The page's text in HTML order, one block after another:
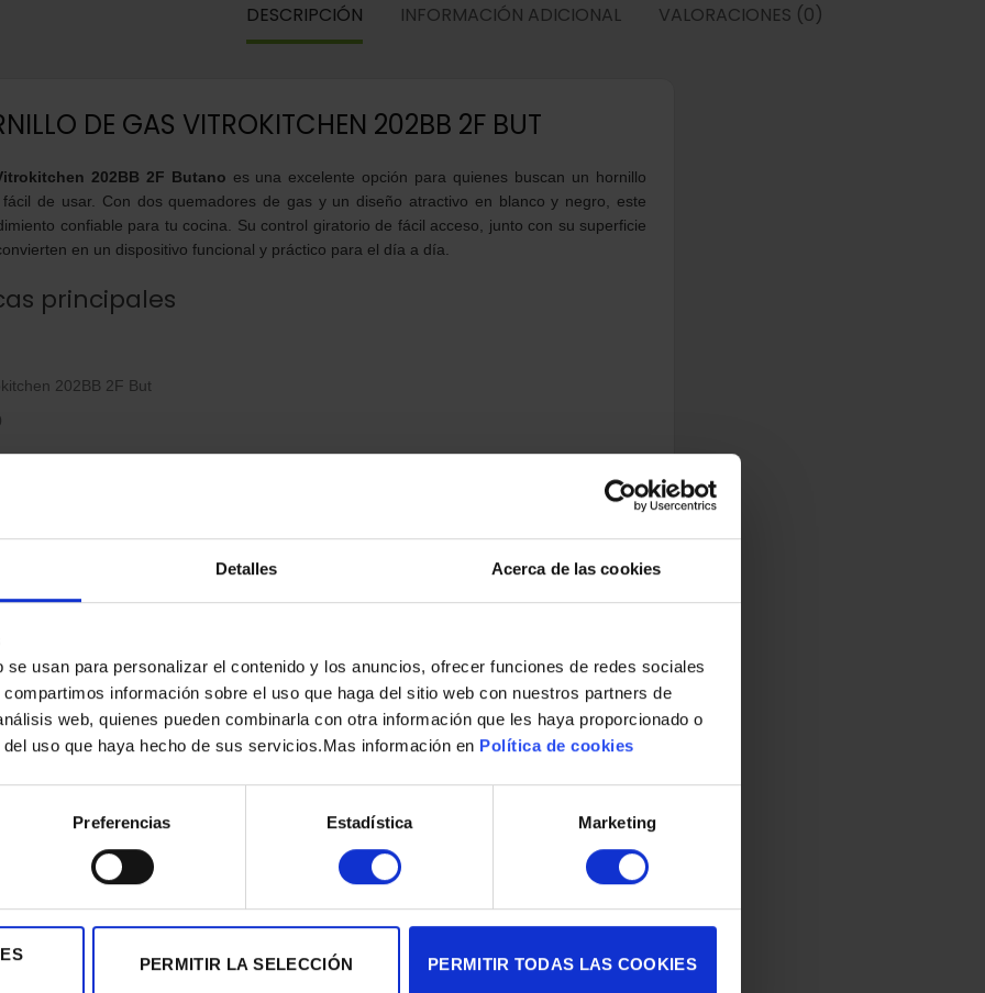
Detalles Acerca de las cookies
usan para personalizar el contenido y los anuncios, ofrecer funciones de redes sociales
información sobre el uso que haga del sitio web con nuestros partners de
web, quienes pueden combinarla con otra información que les haya proporcionado o
uso que haya hecho de sus servicios.Mas información en Política de cookies
Preferencias Estadística Marketing
PERMITIR LA SELECCIÓN PERMITIR TODAS LAS COOKIES
DESCRIPCIÓN INFORMACIÓN ADICIONAL VALORACIONES (0)
DE GAS VITROKITCHEN 202BB 2F BUT
202BB 2F Butano es una excelente opción para quienes buscan un hornillo
de usar. Con dos quemadores de gas y un diseño atractivo en blanco y negro, este
confiable para tu cocina. Su control giratorio de fácil acceso, junto con su superficie
en un dispositivo funcional y práctico para el día a día.
principales
202BB 2F But
de uso
a su diseño y materiales de alta calidad.
a gas